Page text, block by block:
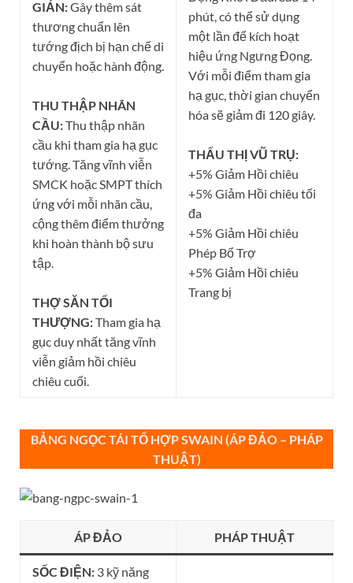
GIẢN:Gây thêm sát
thương chuẩn lên
tướng địch bị hạn chế di
chuyển hoặc hành động.
THU THẬP NHÃN
CẦU:Thu thập nhãn
cầu khi tham gia hạ gục
tướng. Tăng vĩnh viễn
SMCK hoặc SMPT thích
ứng với mỗi nhãn cầu,
cộng thêm điểm thưởng
khi hoàn thành bộ sưu
tập.
THỢ SĂN TỐI
THƯỢNG:Tham gia hạ
gục duy nhất tăng vĩnh
viễn giảm hồi chiêu
chiêu cuối.
phút, có thể sử dụng
một lần để kích hoạt
hiệu ứng Ngưng Đọng.
Với mỗi điểm tham gia
hạ gục, thời gian chuyển
hóa sẽ giảm đi 120 giây.
THẤU THỊ VŨ TRỤ:
+5% Giảm Hồi chiêu
+5% Giảm Hồi chiêu tối
đa
+5% Giảm Hồi chiêu
Phép Bổ Trợ
+5% Giảm Hồi chiêu
Trang bị
BẢNG NGỌC TÁI TỔ HỢPSWAIN (ÁP ĐẢO – PHÁP
THUẬT)
ÁP ĐẢO PHÁP THUẬT
SỐC ĐIỆN: 3 kỹ năng